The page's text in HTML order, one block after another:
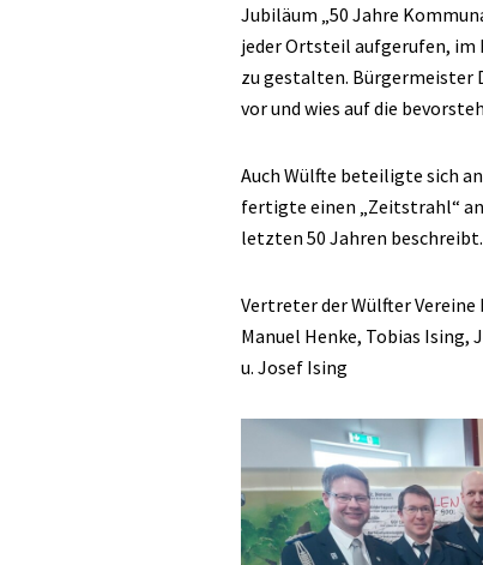
Jubiläum „50 Jahre
jeder Ortsteil aufgerufen, im
zu gestalten. Bürgermeister
vor und wies auf die
Auch Wülfte beteiligte sich
fertigte einen „Zeitstrahl“
letzten 50 Jahren beschreibt.
Vertreter der Wülfter Vereine
Manuel Henke, Tobias
u. Josef Ising